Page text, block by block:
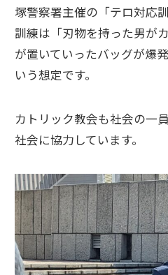
塚警察署主催の「テロ対応
訓練は「刃物を持った男が
が置いていったバッグが爆
いう想定です。
カトリック教会も社会の一
社会に協力しています。